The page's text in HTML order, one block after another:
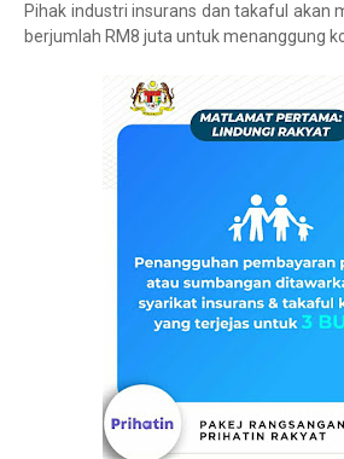
Pihak industri insurans dan takaful akan
berjumlah RM8 juta untuk menanggung